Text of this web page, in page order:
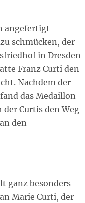
angefertigt
schmücken, der
in Dresden
Franz Curti den
Nachdem der
das Medaillon
der Curtis den Weg
den
ganz besonders
Marie Curti, der